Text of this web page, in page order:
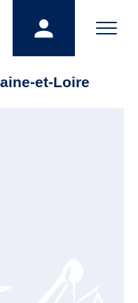
et-Loire